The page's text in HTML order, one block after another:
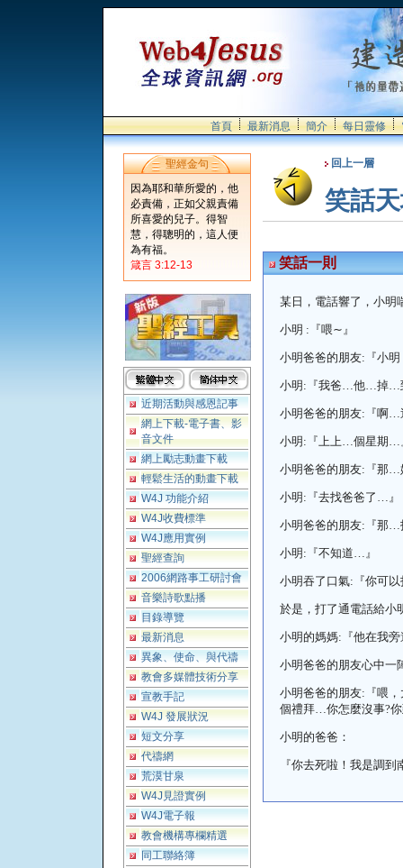
首頁 最新消息 簡介 每日靈修
聖經金句
因為耶和華所愛的，他
必責備，正如父親責備
所喜愛的兒子。得智
慧，得聰明的，這人便
為有福。
箴言 3:12-13
近期活動與感恩記事
網上下載-電子書、影
音文件
網上勵志動畫下載
輕鬆生活的動畫下載
W4J 功能介紹
W4J收費標準
W4J應用實例
聖經查詢
2006網路事工研討會
音樂詩歌點播
目錄導覽
最新消息
異象、使命、與代禱
教會多媒體技術分享
宣教手記
W4J 發展狀況
短文分享
代禱網
荒漠甘泉
W4J見證實例
W4J電子報
教會機構專欄精選
同工聯絡簿
回上一層
笑話
笑話一則
某日，電話響了，小明
小明 : 『喂∼』
小明爸爸的朋友: 『小
小明 : 『我爸…他…掉…
小明爸爸的朋友: 『啊…
小明 : 『上上…個星期…
小明爸爸的朋友: 『那…
小明 : 『去找爸爸了 …』
小明爸爸的朋友: 『那…
小明 : 『不知道…』
小明吞了口氣: 『你可
於是，打了通電話給小
小明的媽媽: 『他在我
小明爸爸的朋友心中一
小明爸爸的朋友: 『喂
個禮拜…你怎麼沒事?
小明的爸爸：
『你去死啦！我是調到